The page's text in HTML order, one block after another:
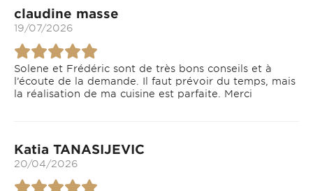
claudine masse
19/07/2026
Solene et Frédéric sont de très bons conseils et à
l’écoute de la demande. Il faut prévoir du temps, mais
la réalisation de ma cuisine est parfaite. Merci
Katia TANASIJEVIC
20/04/2026